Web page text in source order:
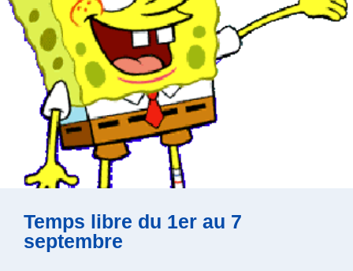
Temps libre du 1er au 7
septembre